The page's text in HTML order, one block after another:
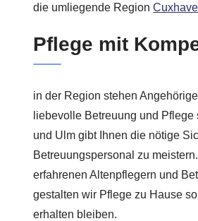
die umliegende Region
Pflege mit
in der Region stehen
liebevolle Betreuung und
und Ulm gibt Ihnen die nötige
Betreuungspersonal zu
erfahrenen Altenpflegern und
gestalten wir Pflege zu Hause
erhalten bleiben.